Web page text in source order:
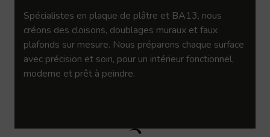
Spécialistes en plaque de plâtre et BA13, nous
créons des cloisons, doublages muraux et faux
plafonds sur mesure. Nous préparons chaque surface
avec précision et soin, pour un intérieur fonctionnel,
moderne et prêt à peindre.